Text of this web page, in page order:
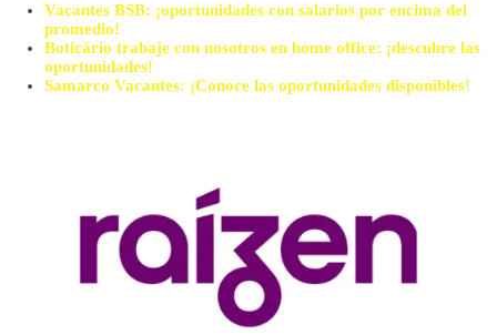
Vacantes BSB: ¡oportunidades con salarios por encima del
promedio!
Boticário trabaje con nosotros en home office: ¡descubre las
oportunidades!
Samarco Vacantes: ¡Conoce las oportunidades disponibles!